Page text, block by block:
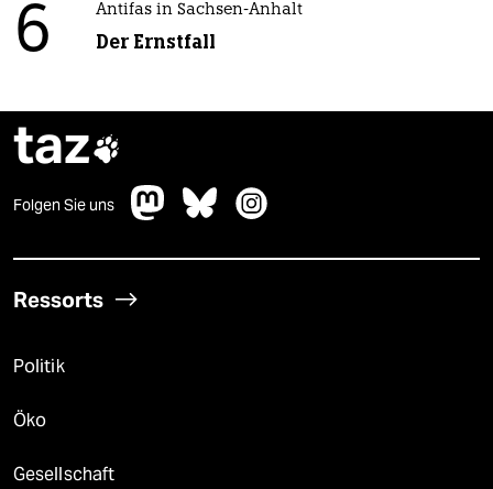
6 Antifas in Sachsen-Anhalt
Der Ernstfall
taz
Folgen Sie uns
Ressorts
Politik
Öko
Gesellschaft